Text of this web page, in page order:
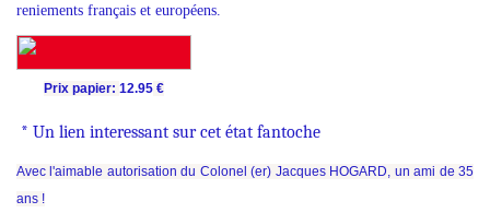
reniements français et européens.
Prix papier: 12.95 €
* Un lien interessant sur cet état fantoche
Avec l'aimable autorisation du Colonel (er) Jacques HOGARD, un ami de 35
ans !